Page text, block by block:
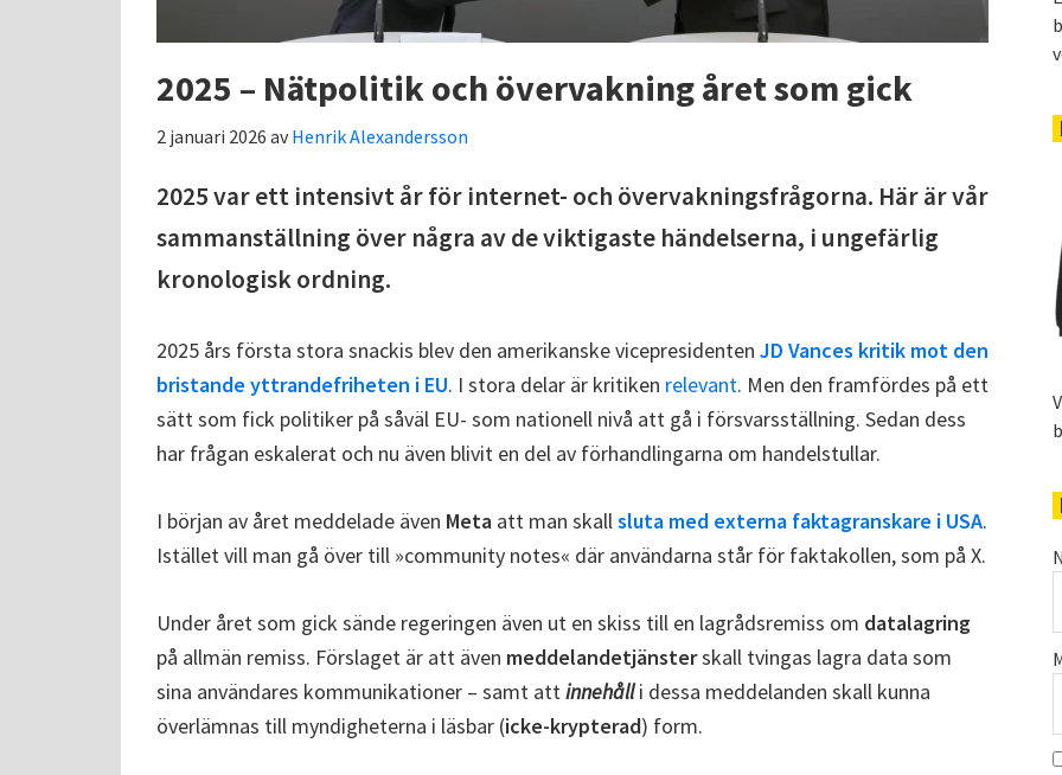
2025 – Nätpolitik och övervakning året som gick
2 januari 2026 avHenrik Alexandersson
2025 var ett intensivt år för internet- och övervakningsfrågorna. Här är vår
sammanställning över några av de viktigaste händelserna, i ungefärlig
kronologisk ordning.
2025 års första stora snackis blev den amerikanske vicepresidenten JD Vances kritik mot den
bristande yttrandefriheten i EU. I stora delar är kritiken relevant. Men den framfördes på ett
sätt som fick politiker på såväl EU- som nationell nivå att gå i försvarsställning. Sedan dess
har frågan eskalerat och nu även blivit en del av förhandlingarna om handelstullar.
I början av året meddelade även Meta att man skallsluta med externa faktagranskare i USA.
Istället vill man gå över till »community notes« där användarna står för faktakollen, som på X.
Under året som gick sände regeringen även ut en skiss till en lagrådsremiss om datalagring
på allmän remiss. Förslaget är att även meddelandetjänsterskall tvingas lagra data som
sina användares kommunikationer – samt attinnehålli dessa meddelanden skall kunna
överlämnas till myndigheterna i läsbar (icke-krypterad) form.